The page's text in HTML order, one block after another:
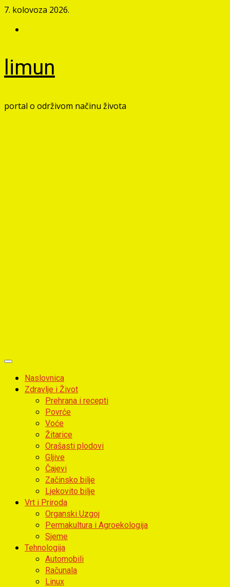
Skip
content
7. kolovoza 2026.
limun
portal o održivom načinu života
Primary
MenuNaslovnica
Zdravlje i Život
Prehrana i recepti
Povrće
Voće
Žitarice
Orašasti plodovi
Gljive
Čajevi
Začinsko bilje
Ljekovito bilje
Vrt i Priroda
Organski Uzgoj
Permakultura i Agroekologija
Sjeme
Tehnologija
Automobili
Računala
Linux